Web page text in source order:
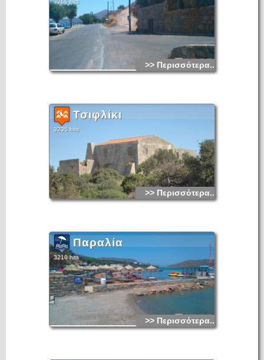
3266 hits
>> Περισσότερα...
Τσιφλίκι
3235 hits
>> Περισσότερα...
Παραλία
3210 hits
>> Περισσότερα...